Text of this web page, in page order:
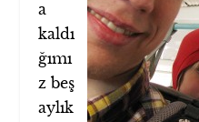
a
kaldı
ğımı
z beş
aylık